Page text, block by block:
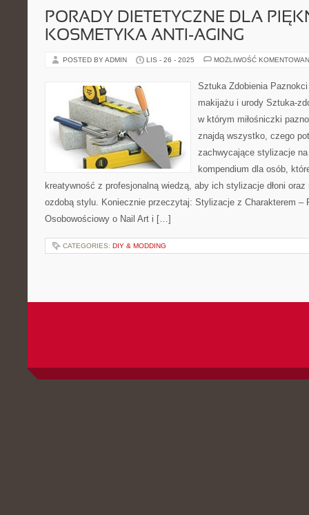
PORADY DIETETYCZNE DLA
KOSMETYKA ANTI-AGING
POSTED BY ADMIN LIS - 26 - 2025 MOŻLIWOŚĆ
Sztuka Zdobienia
makijażu i urody Sztuka-
w którym miłośniczki
znajdą wszystko, czego
zachwycające stylizacje
kompendium dla osób,
kreatywność z profesjonalną wiedzą, aby ich stylizacje dłoni oraz
ozdobą stylu. Koniecznie przeczytaj: Stylizacje z Charakterem –
Osobowościowy o Nail Art i […]
CATEGORIES: DIY & MODDING